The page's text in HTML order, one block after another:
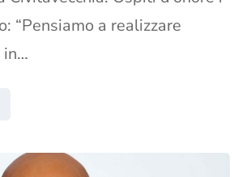
“Pensiamo a realizzare
in…